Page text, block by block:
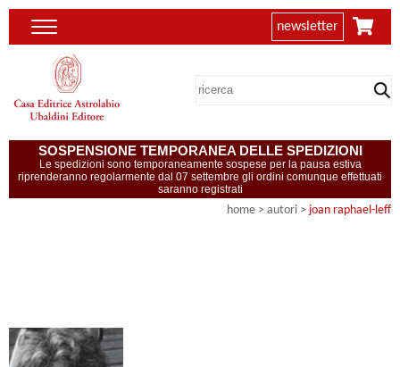
newsletter
SOSPENSIONE TEMPORANEA DELLE SPEDIZIONI
Le spedizioni sono temporaneamente sospese per la pausa estiva
riprenderanno regolarmente dal 07 settembre gli ordini comunque effettuati
saranno registrati
home > autori > joan raphael-leff